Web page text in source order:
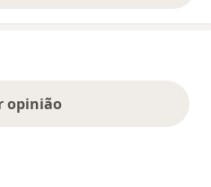
opinião